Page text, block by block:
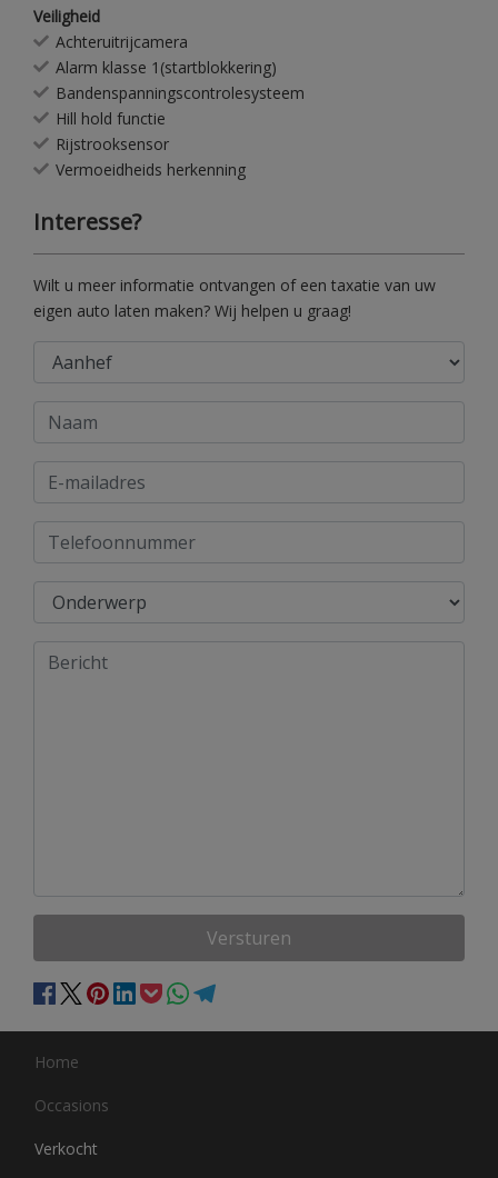
Veiligheid
Achteruitrijcamera
Alarm klasse 1(startblokkering)
Bandenspanningscontrolesysteem
Hill hold functie
Rijstrooksensor
Vermoeidheids herkenning
Interesse?
Wilt u meer informatie ontvangen of een taxatie van uw
eigen auto laten maken? Wij helpen u graag!
Versturen
Home
Occasions
Verkocht